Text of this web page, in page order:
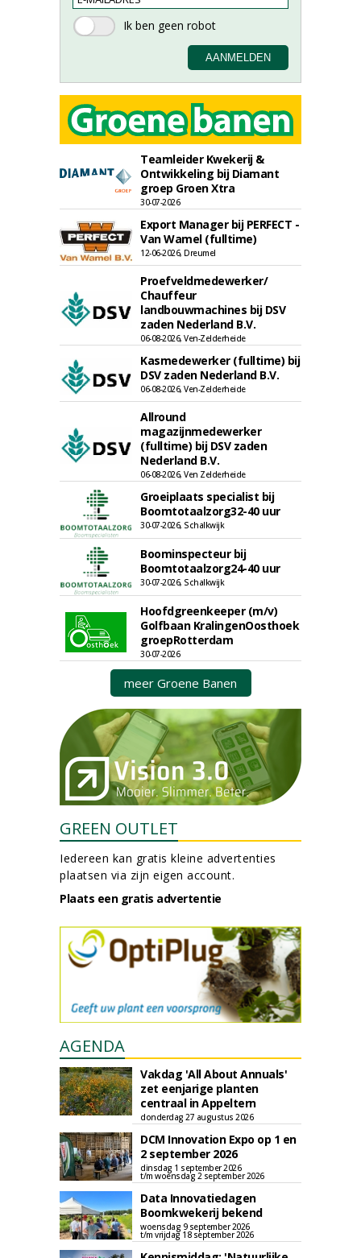
Teamleider Kwekerij &
Ontwikkeling bij Diamant
groep Groen Xtra
30-07-2026
Export Manager bij PERFECT -
Van Wamel (fulltime)
12-06-2026, Dreumel
Proefveldmedewerker/
Chauffeur
landbouwmachines bij DSV
zaden Nederland B.V.
06-08-2026, Ven-Zelderheide
Kasmedewerker (fulltime) bij
DSV zaden Nederland B.V.
06-08-2026, Ven-Zelderheide
Allround
magazijnmedewerker
(fulltime) bij DSV zaden
Nederland B.V.
06-08-2026, Ven Zelderheide
Groeiplaats specialist bij
Boomtotaalzorg32-40 uur
30-07-2026, Schalkwijk
Boominspecteur bij
Boomtotaalzorg24-40 uur
30-07-2026, Schalkwijk
Hoofdgreenkeeper (m/v)
Golfbaan KralingenOosthoek
groepRotterdam
30-07-2026
meer Groene Banen
GREEN OUTLET
Iedereen kan gratis kleine advertenties
plaatsen via zijn eigen account.
Plaats een gratis advertentie
AGENDA
Vakdag 'All About Annuals'
zet eenjarige planten
centraal in Appeltern
donderdag 27 augustus 2026
DCM Innovation Expo op 1 en
2 september 2026
dinsdag 1 september 2026
t/m woensdag 2 september 2026
Data Innovatiedagen
Boomkwekerij bekend
woensdag 9 september 2026
t/m vrijdag 18 september 2026